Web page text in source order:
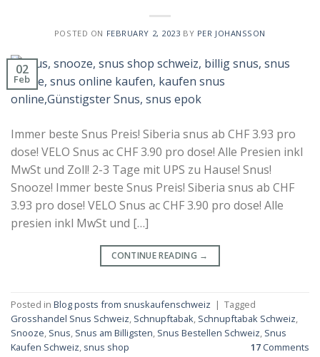
POSTED ON FEBRUARY 2, 2023 BY PER JOHANSSON
02
Feb
Immer beste Snus Preis! Siberia snus ab CHF 3.93 pro
dose! VELO Snus ac CHF 3.90 pro dose! Alle Presien inkl
MwSt und Zoll! 2-3 Tage mit UPS zu Hause! Snus!
Snooze! Immer beste Snus Preis! Siberia snus ab CHF
3.93 pro dose! VELO Snus ac CHF 3.90 pro dose! Alle
presien inkl MwSt und […]
CONTINUE READING →
Posted in Blog posts from snuskaufenschweiz | Tagged
Grosshandel Snus Schweiz, Schnupftabak, Schnupftabak Schweiz,
Snooze, Snus, Snus am Billigsten, Snus Bestellen Schweiz, Snus
Kaufen Schweiz, snus shop 17 Comments